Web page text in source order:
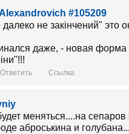
#105209
не закінчений" это
даже, - новая форма
Ответить Ссылка
меняться....на сепаров
аброськина и голубана...